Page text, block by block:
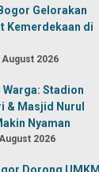
Gelorakan
Kemerdekaan di
August 2026
Stadion
& Masjid Nurul
Nyaman
2026